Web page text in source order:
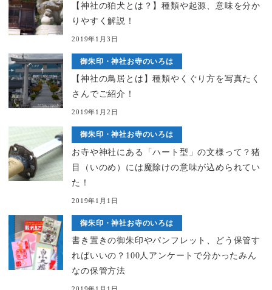
【神社の狛犬とは？】種類や起源、意味を分か
りやすく解説！
2019年1月3日
御朱印・神社お寺のいろは
【神社の鳥居とは】種類やくぐり方を写真たく
さんでご紹介！
2019年1月2日
御朱印・神社お寺のいろは
お寺や神社にある「ハート型」の文様って？猪
目（いのめ）には魔除けの意味が込められてい
た！
2019年1月1日
御朱印・神社お寺のいろは
書き置きの御朱印やパンフレット、どう保管す
ればいいの？100人アンケートで分かったみん
なの保管方法